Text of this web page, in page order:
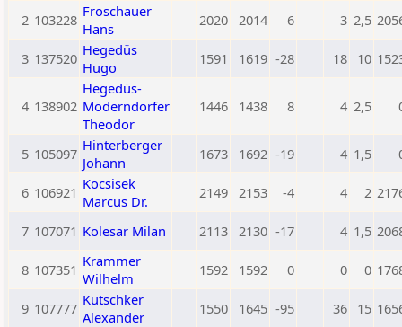
2 103228 Froschauer
Hans
2020 2014 6 3 2,5
3 137520 Hegedüs
Hugo
1591 1619 -28 18 10
4 138902
Hegedüs-
Möderndorfer
Theodor
1446 1438 8 4 2,5
5 105097 Hinterberger
Johann
1673 1692 -19 4 1,5
6 106921 Kocsisek
Marcus Dr.
2149 2153 -4 4 2
7 107071 Kolesar Milan 2113 2130 -17 4 1,5
8 107351 Krammer
Wilhelm
1592 1592 0 0 0
9 107777 Kutschker
Alexander
1550 1645 -95 36 15